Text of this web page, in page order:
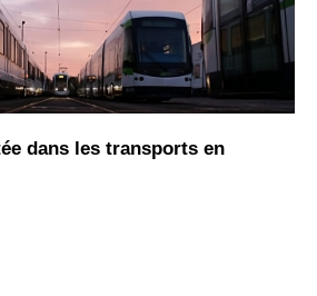
dans les transports en